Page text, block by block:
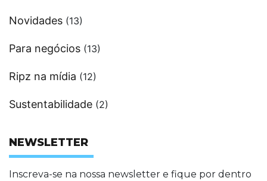
Novidades (13)
Para negócios (13)
Ripz na mídia (12)
Sustentabilidade (2)
NEWSLETTER
Inscreva-se na nossa newsletter e fique por dentro